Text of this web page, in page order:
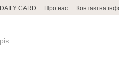
DAILY CARD Про нас Контактна